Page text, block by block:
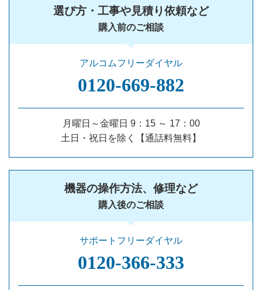
選び方・工事や見積り依頼など
購入前のご相談
アルコムフリーダイヤル
0120‐669‐882
月曜日～金曜日 9：15 ～ 17：00
土日・祝日を除く【通話料無料】
機器の操作方法、修理など
購入後のご相談
サポートフリーダイヤル
0120‐366‐333